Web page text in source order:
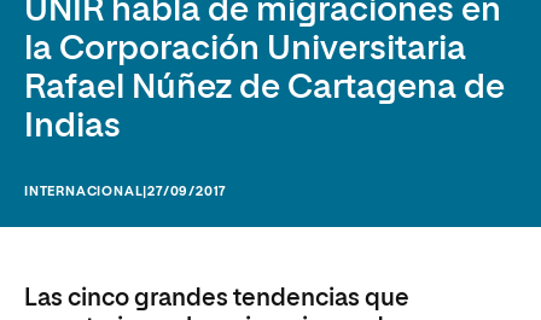
UNIR habla de migraciones en
la Corporación Universitaria
Rafael Núñez de Cartagena de
Indias
INTERNACIONAL |27/09/2017
Las cinco grandes tendencias que